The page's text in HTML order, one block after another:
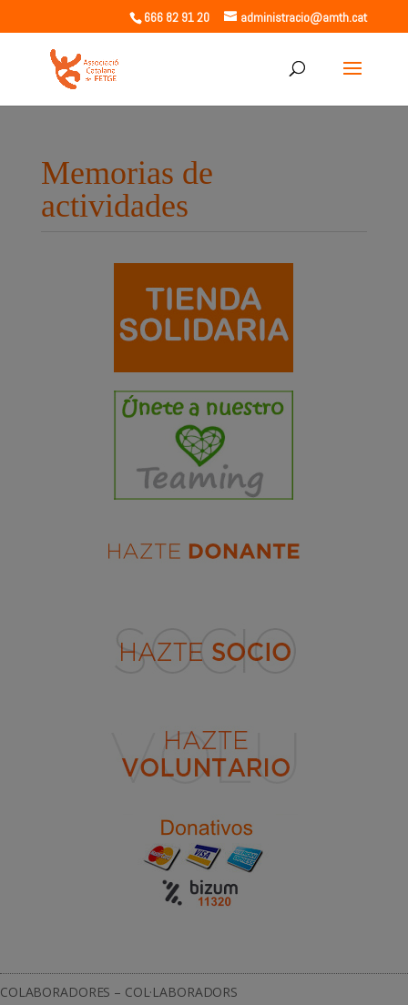
666 82 91 20 administracio@amth.cat
Memorias de
actividades
COLABORADORES – COL·LABORADORS